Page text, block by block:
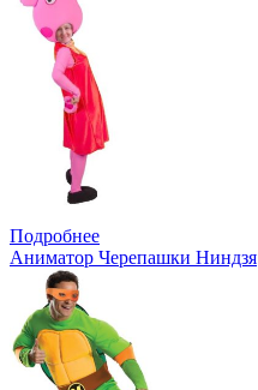
Подробнее
Аниматор Черепашки Ниндзя